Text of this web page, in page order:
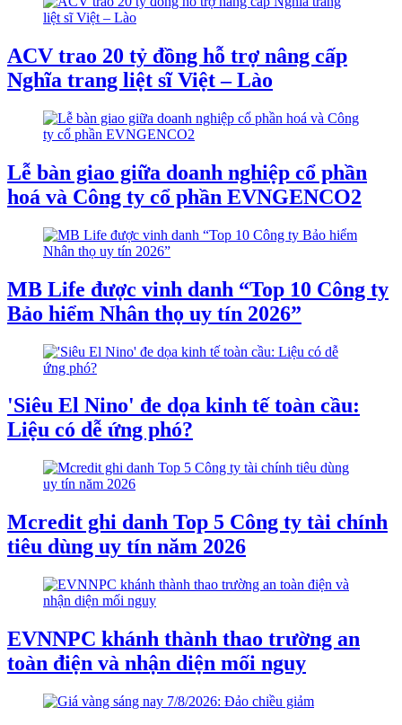
ACV trao 20 tỷ đồng hỗ trợ nâng cấp
Nghĩa trang liệt sĩ Việt – Lào
Lễ bàn giao giữa doanh nghiệp cổ phần
hoá và Công ty cổ phần EVNGENCO2
MB Life được vinh danh “Top 10 Công ty
Bảo hiểm Nhân thọ uy tín 2026”
'Siêu El Nino' đe dọa kinh tế toàn cầu:
Liệu có dễ ứng phó?
Mcredit ghi danh Top 5 Công ty tài chính
tiêu dùng uy tín năm 2026
EVNNPC khánh thành thao trường an
toàn điện và nhận diện mối nguy